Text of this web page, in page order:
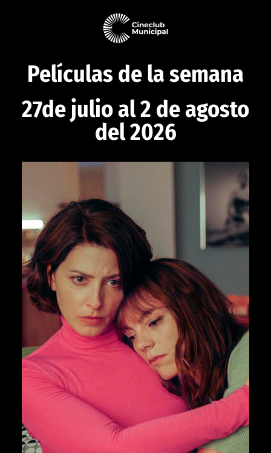
Películas de la semana
27de julio al 2 de agosto
del 2026